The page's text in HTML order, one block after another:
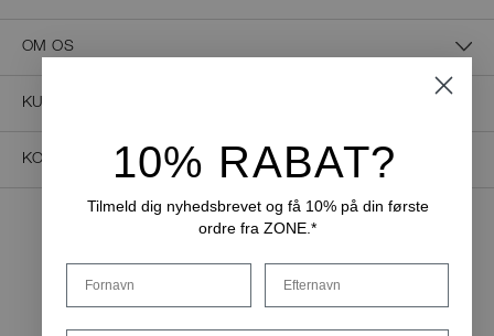
OM OS
KUNDESERVICE
KONTAKT OS10% RABAT?
Tilmeld dig nyhedsbrevet og få 10% på din første
ordre fra ZONE.*
Fornavn Efternavn